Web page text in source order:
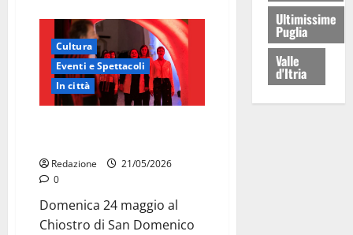
Cultura
Eventi e Spettacoli
In città
Redazione
21/05/2026
0
Domenica 24 maggio al
Chiostro di San Domenico
Ultimissime
Puglia
Valle
d'Itria